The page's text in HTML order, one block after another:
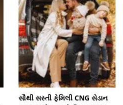
સૌથી સસ્તી ફેમિલી CNG સેડાન